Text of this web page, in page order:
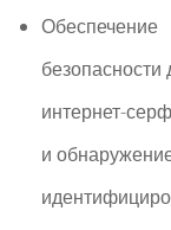
Обеспечение
безопасности
интернет-
и